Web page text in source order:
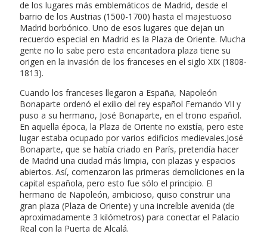
de los lugares más emblemáticos de Madrid, desde el
barrio de los Austrias (1500-1700) hasta el majestuoso
Madrid borbónico. Uno de esos lugares que dejan un
recuerdo especial en Madrid es la Plaza de Oriente. Mucha
gente no lo sabe pero esta encantadora plaza tiene su
origen en la invasión de los franceses en el siglo XIX (1808-
1813).
Cuando los franceses llegaron a España, Napoleón
Bonaparte ordenó el exilio del rey español Fernando VII y
puso a su hermano, José Bonaparte, en el trono español.
En aquella época, la Plaza de Oriente no existía, pero este
lugar estaba ocupado por varios edificios medievales.José
Bonaparte, que se había criado en París, pretendía hacer
de Madrid una ciudad más limpia, con plazas y espacios
abiertos. Así, comenzaron las primeras demoliciones en la
capital española, pero esto fue sólo el principio. El
hermano de Napoleón, ambicioso, quiso construir una
gran plaza (Plaza de Oriente) y una increíble avenida (de
aproximadamente 3 kilómetros) para conectar el Palacio
Real con la Puerta de Alcalá.